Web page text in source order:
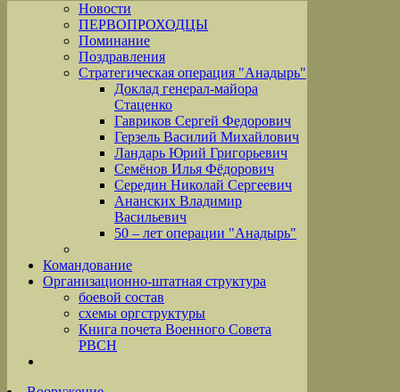
Новости
ПЕРВОПРОХОДЦЫ
Поминание
Поздравления
Стратегическая операция "Анадырь"
Доклад генерал-майора
Стаценко
Гавриков Сергей Федорович
Герзель Василий Михайлович
Ландарь Юрий Григорьевич
Семёнов Илья Фёдорович
Середин Николай Сергеевич
Ананских Владимир
Васильевич
50 – лет операции "Анадырь"
Командование
Организационно-штатная структура
боевой состав
схемы оргструктуры
Книга почета Военного Совета
РВСН